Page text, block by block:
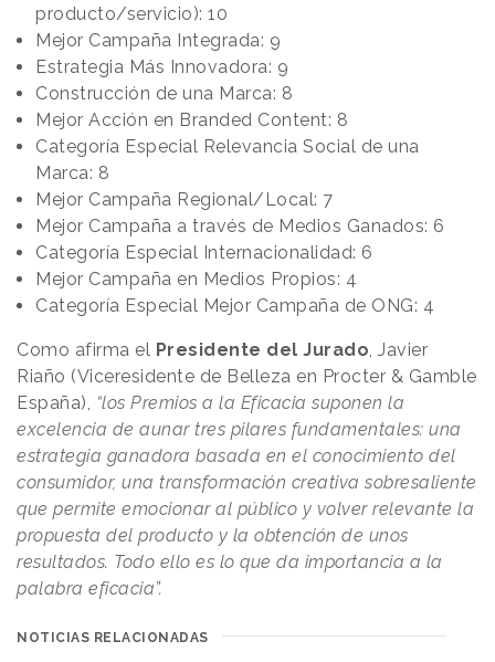
producto/servicio): 10
Mejor Campaña Integrada: 9
Estrategia Más Innovadora: 9
Construcción de una Marca: 8
Mejor Acción en Branded Content: 8
Categoría Especial Relevancia Social de una
Marca: 8
Mejor Campaña Regional/Local: 7
Mejor Campaña a través de Medios Ganados: 6
Categoría Especial Internacionalidad: 6
Mejor Campaña en Medios Propios: 4
Categoría Especial Mejor Campaña de ONG: 4
Como afirma el Presidente del Jurado, Javier
Riaño (Viceresidente de Belleza en Procter & Gamble
España), “los Premios a la Eficacia suponen la
excelencia de aunar tres pilares fundamentales: una
estrategia ganadora basada en el conocimiento del
consumidor, una transformación creativa sobresaliente
que permite emocionar al público y volver relevante la
propuesta del producto y la obtención de unos
resultados. Todo ello es lo que da importancia a la
palabra eficacia”.
NOTICIAS RELACIONADAS